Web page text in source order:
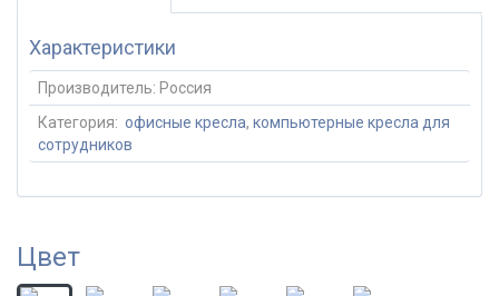
Характеристики
Производитель: Россия
Категория: офисные кресла, компьютерные кресла для
сотрудников
Цвет